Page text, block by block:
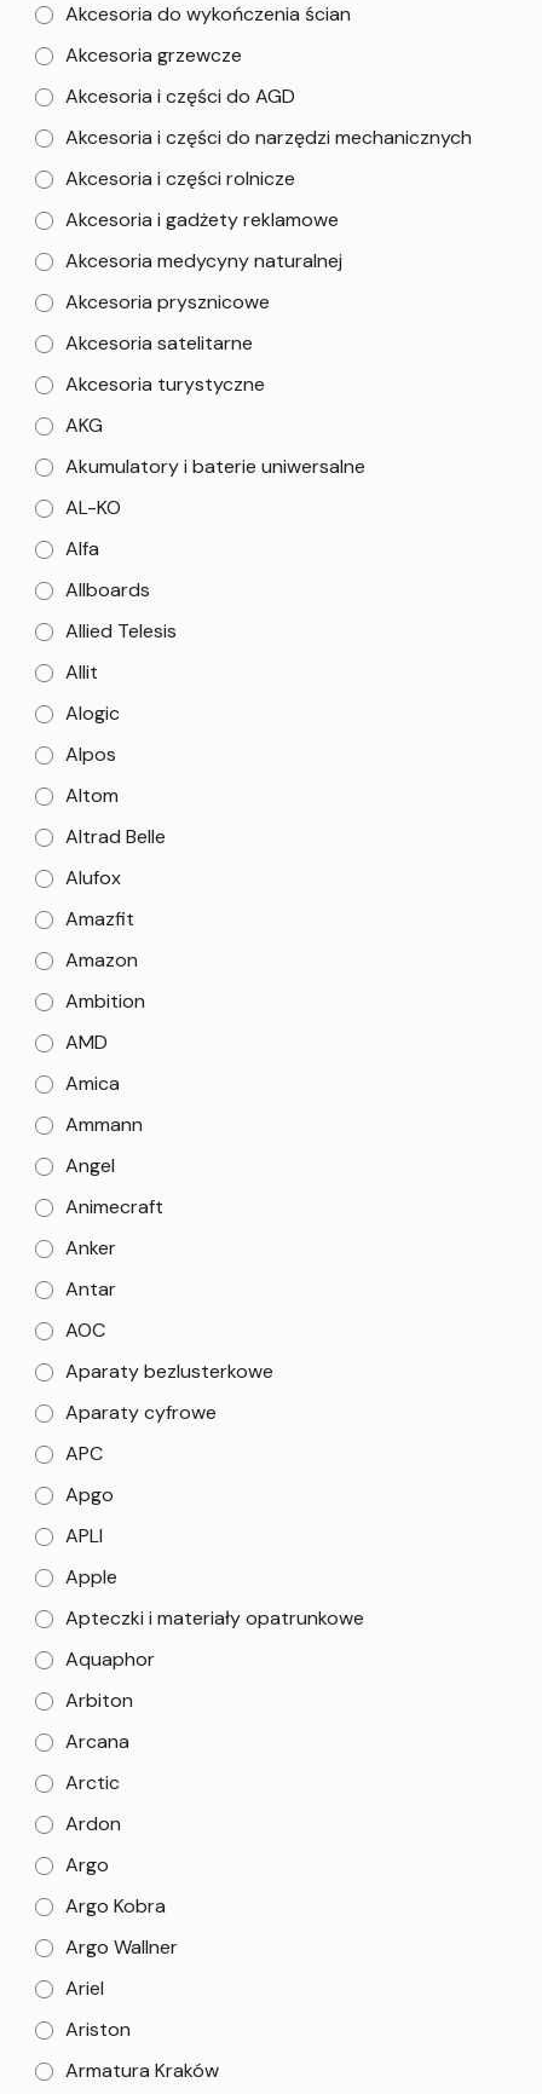
Akcesoria do wykończenia ścian
Akcesoria grzewcze
Akcesoria i części do AGD
Akcesoria i części do narzędzi mechanicznych
Akcesoria i części rolnicze
Akcesoria i gadżety reklamowe
Akcesoria medycyny naturalnej
Akcesoria prysznicowe
Akcesoria satelitarne
Akcesoria turystyczne
AKG
Akumulatory i baterie uniwersalne
AL-KO
Alfa
Allboards
Allied Telesis
Allit
Alogic
Alpos
Altom
Altrad Belle
Alufox
Amazfit
Amazon
Ambition
AMD
Amica
Ammann
Angel
Animecraft
Anker
Antar
AOC
Aparaty bezlusterkowe
Aparaty cyfrowe
APC
Apgo
APLI
Apple
Apteczki i materiały opatrunkowe
Aquaphor
Arbiton
Arcana
Arctic
Ardon
Argo
Argo Kobra
Argo Wallner
Ariel
Ariston
Armatura Kraków